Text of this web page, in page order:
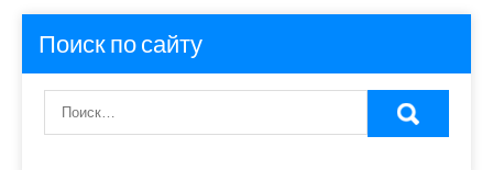
Поиск по сайту